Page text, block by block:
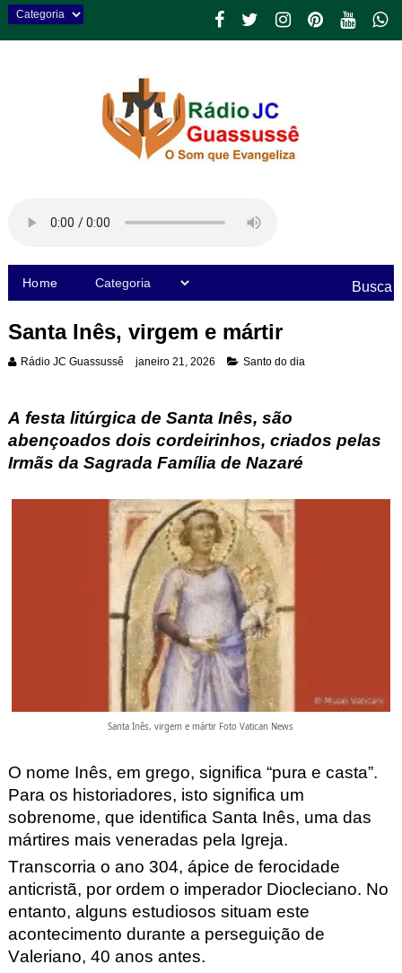
Home Busca
Santa Inês, virgem e mártir
Rádio JC Guassussê janeiro 21, 2026 Santo do dia
A festa litúrgica de Santa Inês, são
abençoados dois cordeirinhos, criados pelas
Irmãs da Sagrada Família de Nazaré
Santa Inês, virgem e mártir Foto Vatican News
O nome Inês, em grego, significa “pura e casta”.
Para os historiadores, isto significa um
sobrenome, que identifica Santa Inês, uma das
mártires mais veneradas pela Igreja.
Transcorria o ano 304, ápice de ferocidade
anticristã, por ordem o imperador Diocleciano. No
entanto, alguns estudiosos situam este
acontecimento durante a perseguição de
Valeriano, 40 anos antes.